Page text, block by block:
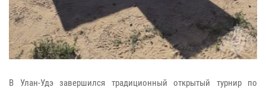
В Улан-Удэ завершился традиционный открытый турнир по